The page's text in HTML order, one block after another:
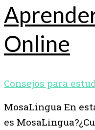
Online
Consejos para
MosaLingua En
es